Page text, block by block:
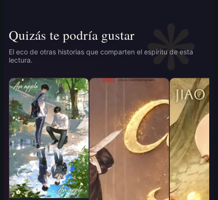
Quizás te podría gustar
El eco de otras historias que comparten el espíritu de esta
lectura.